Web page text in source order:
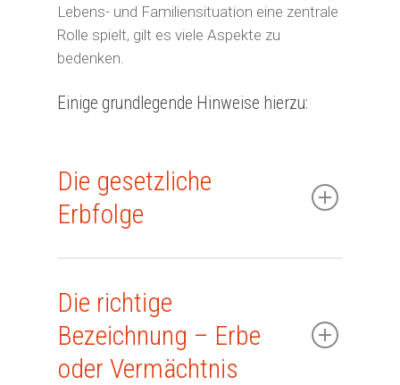
Lebens- und Familiensituation eine zentrale
Rolle spielt, gilt es viele Aspekte zu
bedenken.
Einige grundlegende Hinweise hierzu:
Die gesetzliche
Erbfolge
Die richtige
Bezeichnung – Erbe
oder Vermächtnis